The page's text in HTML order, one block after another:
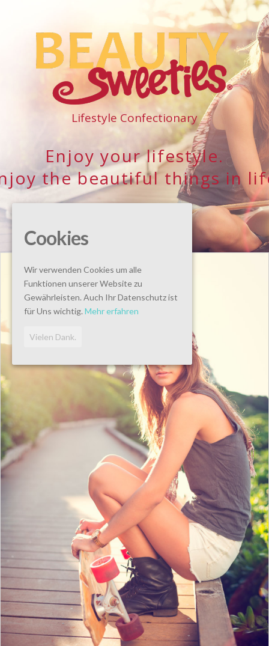
Lifestyle Confectionary
Enjoy your lifestyle.
the beautiful things in
Cookies
Wir verwenden Cookies um alle
Funktionen unserer Website zu
Gewährleisten. Auch Ihr Datenschutz ist
für Uns wichtig. Mehr erfahren
Vielen Dank.